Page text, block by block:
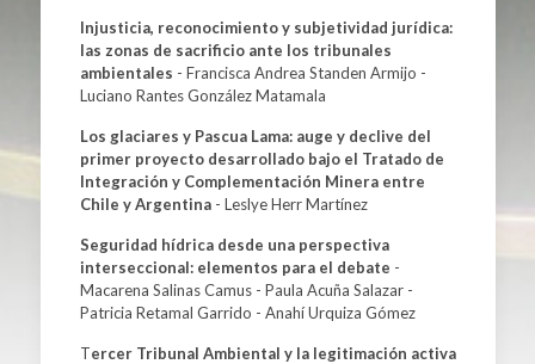
Injusticia, reconocimiento y subjetividad jurídica:
las zonas de sacrificio ante los tribunales
ambientales - Francisca Andrea Standen Armijo -
Luciano Rantes González Matamala
Los glaciares y Pascua Lama: auge y declive del
primer proyecto desarrollado bajo el Tratado de
Integración y Complementación Minera entre
Chile y Argentina- Leslye Herr Martínez
Seguridad hídrica desde una perspectiva
interseccional: elementos para el debate -
Macarena Salinas Camus - Paula Acuña Salazar -
Patricia Retamal Garrido - Anahí Urquiza Gómez
Tercer Tribunal Ambiental y la legitimación activa